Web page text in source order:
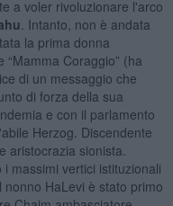
a voler rivoluzionare l'arco
. Intanto, non è andata
la prima donna
Coraggio” (ha
di un messaggio che
di forza della sua
e con il parlamento
Herzog. Discendente
aristocrazia sionista.
massimi vertici istituzionali
HaLevi è stato primo